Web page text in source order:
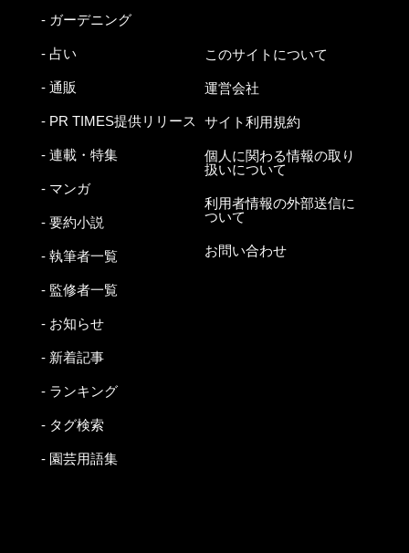
- ガーデニング
- 占い
- 通販
- PR TIMES提供リリース
- 連載・特集
- マンガ
- 要約小説
- 執筆者一覧
- 監修者一覧
- お知らせ
- 新着記事
- ランキング
- タグ検索
- 園芸用語集
このサイトについて
運営会社
サイト利用規約
個人に関わる情報の取り
扱いについて
利用者情報の外部送信に
ついて
お問い合わせ